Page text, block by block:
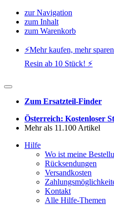
zur Navigation
zum Inhalt
zum Warenkorb
⚡️Mehr kaufen, mehr
Resin ab 10 Stück! ⚡️
Zum Ersatzteil-Finder
Österreich: Kostenloser
Mehr als 11.100 Artikel
Hilfe
Wo ist meine
Rücksendungen
Versandkosten
Kontakt
Alle Hilfe-Themen